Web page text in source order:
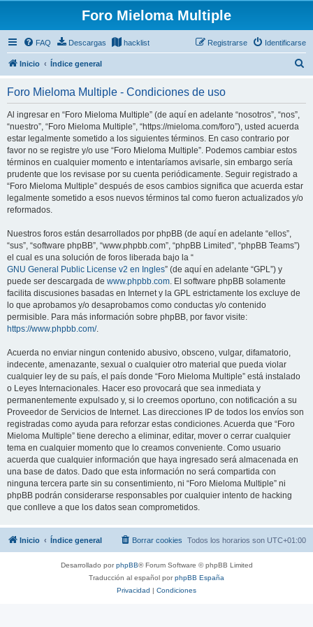
Foro Mieloma Multiple
FAQ Descargas hacklist Identificarse
Registrarse
Inicio Índice general
Foro Mieloma Multiple - Condiciones de uso
Al ingresar en “Foro Mieloma Multiple” (de aquí en adelante “nosotros”, “nos”,
“nuestro”, “Foro Mieloma Multiple”, “https://mieloma.com/foro”), usted acuerda
estar legalmente sometido a los siguientes términos. En caso contrario por
favor no se registre y/o use “Foro Mieloma Multiple”. Podemos cambiar estos
términos en cualquier momento e intentaríamos avisarle, sin embargo sería
prudente que los revisase por su cuenta periódicamente. Seguir registrado a
“Foro Mieloma Multiple” después de esos cambios significa que acuerda estar
legalmente sometido a esos nuevos términos tal como fueron actualizados y/o
reformados.
Nuestros foros están desarrollados por phpBB (de aquí en adelante “ellos”,
“sus”, “software phpBB”, “www.phpbb.com”, “phpBB Limited”, “phpBB Teams”)
el cual es una solución de foros liberada bajo la “
GNU General Public License v2 en Ingles” (de aquí en adelante “GPL”) y
puede ser descargada de www.phpbb.com. El software phpBB solamente
facilita discusiones basadas en Internet y la GPL estrictamente los excluye de
lo que aprobamos y/o desaprobamos como conductas y/o contenido
permisible. Para más información sobre phpBB, por favor visite:
https://www.phpbb.com/.
Acuerda no enviar ningun contenido abusivo, obsceno, vulgar, difamatorio,
indecente, amenazante, sexual o cualquier otro material que pueda violar
cualquier ley de su país, el país donde “Foro Mieloma Multiple” está instalado
o Leyes Internacionales. Hacer eso provocará que sea inmediata y
permanentemente expulsado y, si lo creemos oportuno, con notificación a su
Proveedor de Servicios de Internet. Las direcciones IP de todos los envíos son
registradas como ayuda para reforzar estas condiciones. Acuerda que “Foro
Mieloma Multiple” tiene derecho a eliminar, editar, mover o cerrar cualquier
tema en cualquier momento que lo creamos conveniente. Como usuario
acuerda que cualquier información que haya ingresado será almacenada en
una base de datos. Dado que esta información no será compartida con
ninguna tercera parte sin su consentimiento, ni “Foro Mieloma Multiple” ni
phpBB podrán considerarse responsables por cualquier intento de hacking
que conlleve a que los datos sean comprometidos.
Inicio Índice general Todos los horarios son UTC+01:00
Borrar cookies
Desarrollado porphpBB® Forum Software © phpBB Limited
Traducción al español porphpBB España
Privacidad | Condiciones